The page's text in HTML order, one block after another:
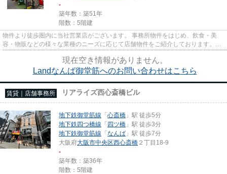
-
築年数：築51年
階数：5階建
物件より徒歩圏内に当社営業店がございます。 事務所物件をはじめ、飲食・美
容・物販などの様々な業種のニーズに応じて店舗物件をご紹介しております。
尚、弊社ではおとり広告は一切...
現在空き情報がありません。
Landなんば御堂筋へのお問い合わせはこちら
賃貸｜店舗事務所 リアライズ西心斎橋ビル
地下鉄御堂筋線 「心斎橋 」駅 徒歩5分
地下鉄四つ橋線 「四ツ橋 」駅 徒歩3分
地下鉄御堂筋線 「なんば 」駅 徒歩7分
大阪府大阪市中央区西心斎橋 ２丁目18-9
-
築年数：築36年
階数：5階建